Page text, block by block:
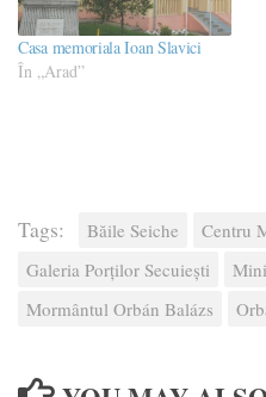
Casa memoriala Ioan Slavici
În „Arad”
Tags: Băile Seiche
Centru
Galeria Porților Secuiești
Mormântul Orbán Balázs